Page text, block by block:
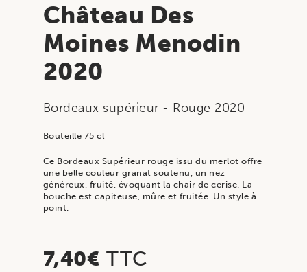
Château Des
Moines Menodin
2020
Bordeaux supérieur - Rouge 2020
Bouteille 75 cl
Ce Bordeaux Supérieur rouge issu du merlot offre
une belle couleur granat soutenu, un nez
généreux, fruité, évoquant la chair de cerise. La
bouche est capiteuse, mûre et fruitée. Un style à
point.
7,40€ TTC